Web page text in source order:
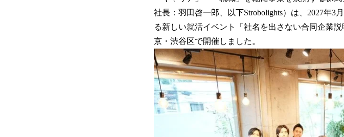
社長：羽田啓一郎、以下Strobolights）は、2027年
る新しい就活イベント「社名を出さない合同企業
京・渋谷区で開催しました。